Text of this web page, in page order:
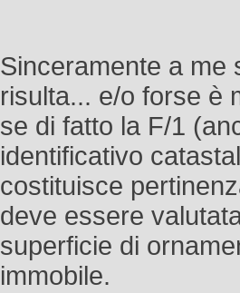
Sinceramente a me
risulta... e/o forse è
se di fatto la F/1
identificativo
costituisce
deve essere
superficie di
immobile.